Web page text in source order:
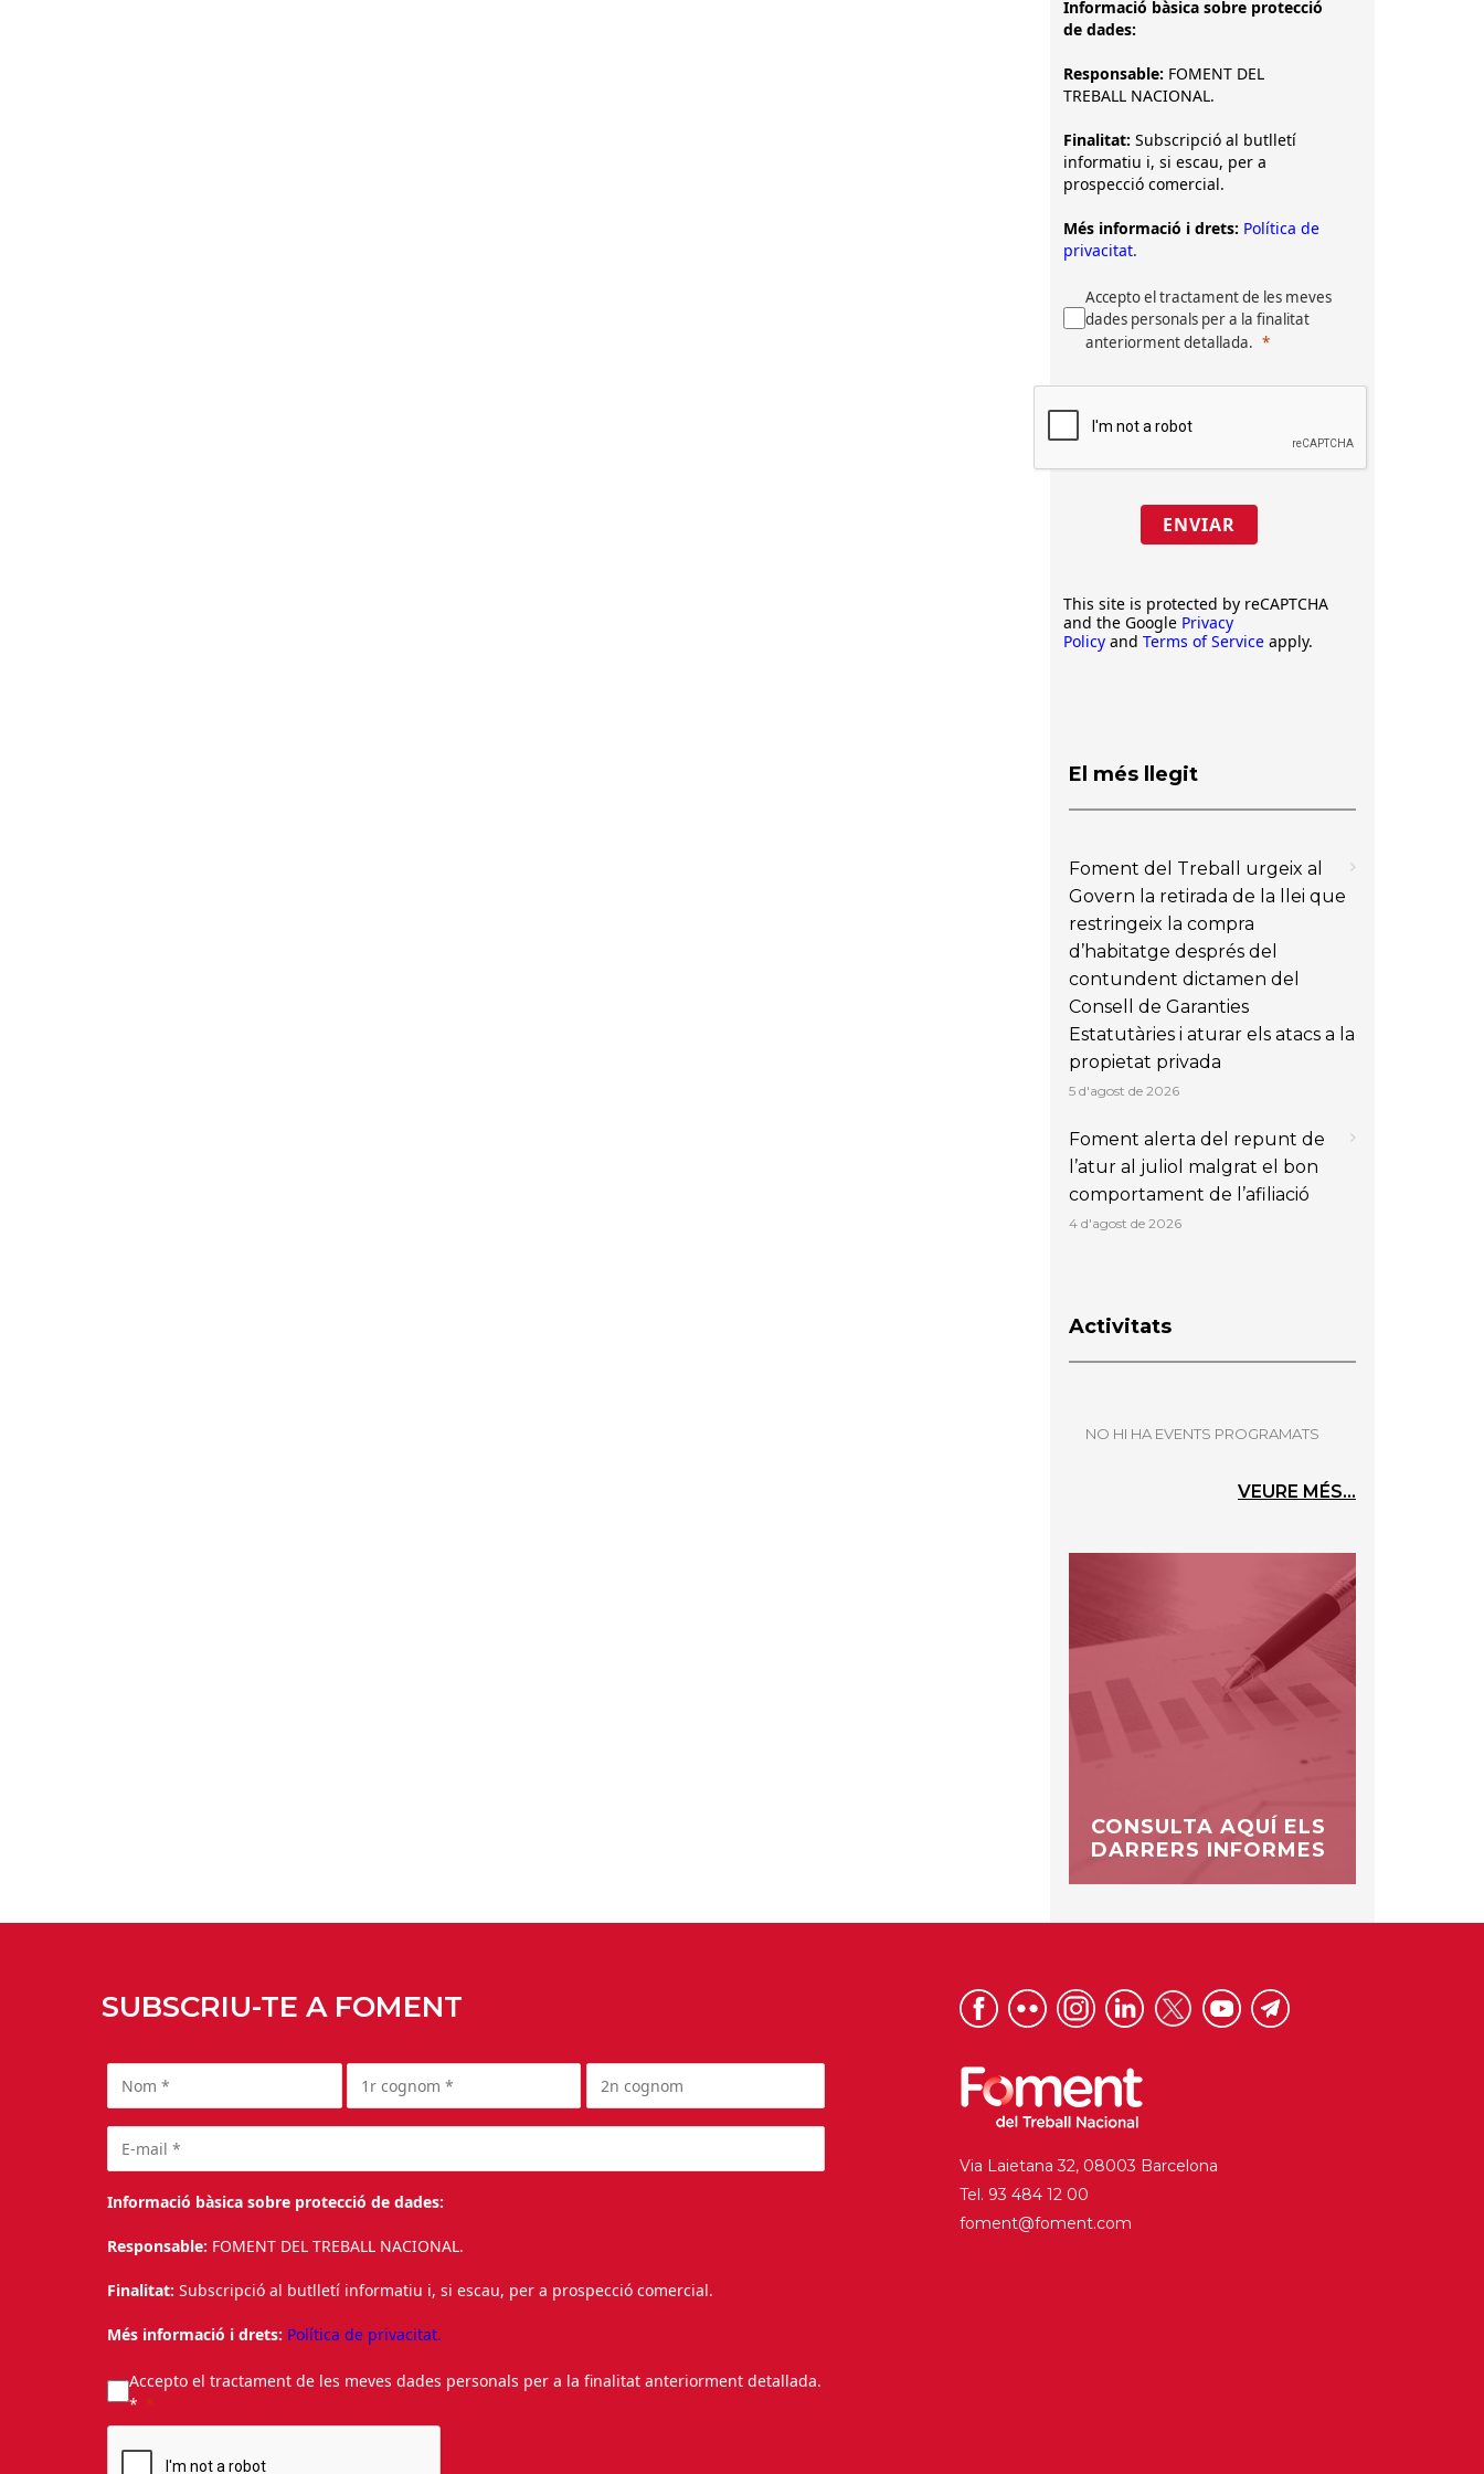
Informació bàsica sobre protecció
de dades:
Responsable: FOMENT DEL
TREBALL NACIONAL.
Finalitat: Subscripció al butlletí
informatiu i, si escau, per a
prospecció comercial.
Més informació i drets: Política de
privacitat.
Accepto el tractament de les meves
dades personals per a la finalitat
anteriorment detallada.
ENVIAR
This site is protected by reCAPTCHA
and the Google Privacy
Policy and Terms of Service apply.
El més llegit
Foment del Treball urgeix al
Govern la retirada de la llei que
restringeix la compra
d’habitatge després del
contundent dictamen del
Consell de Garanties
Estatutàries i aturar els atacs a la
propietat privada
5 d'agost de 2026
Foment alerta del repunt de
l’atur al juliol malgrat el bon
comportament de l’afiliació
4 d'agost de 2026
Activitats
NO HI HA EVENTS PROGRAMATS
VEURE MÉS...
CONSULTA AQUÍ ELS
DARRERS INFORMES
SUBSCRIU-TE A FOMENT
Informació bàsica sobre protecció de dades:
Responsable: FOMENT DEL TREBALL NACIONAL.
Finalitat: Subscripció al butlletí informatiu i, si escau, per a prospecció comercial.
Més informació i drets: Política de privacitat.
Accepto el tractament de les meves dades personals per a la finalitat anteriorment detallada.
*
Via Laietana 32, 08003 Barcelona
Tel. 93 484 12 00
foment@foment.com